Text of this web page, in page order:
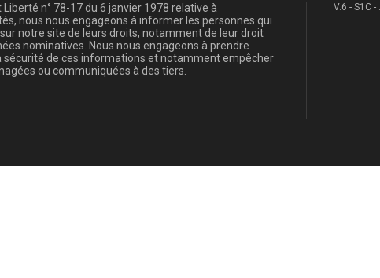
n° 78-17 du 6 janvier 1978 relative à
nous nous engageons à informer les personnes qui
notre site de leurs droits, notamment de leur droit
nominatives. Nous nous engageons à prendre
de ces informations et notamment empêcher
ou communiquées à des tiers.
V.6 - S1C